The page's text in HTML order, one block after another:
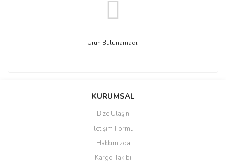
Ürün Bulunamadı.
KURUMSAL
Bize Ulaşın
İletişim Formu
Hakkımızda
Kargo Takibi